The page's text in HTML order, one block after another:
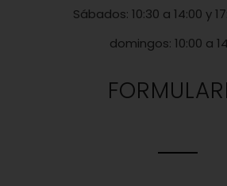
Sábados: 10:30 a 14:00 y
domingos: 10:00 a